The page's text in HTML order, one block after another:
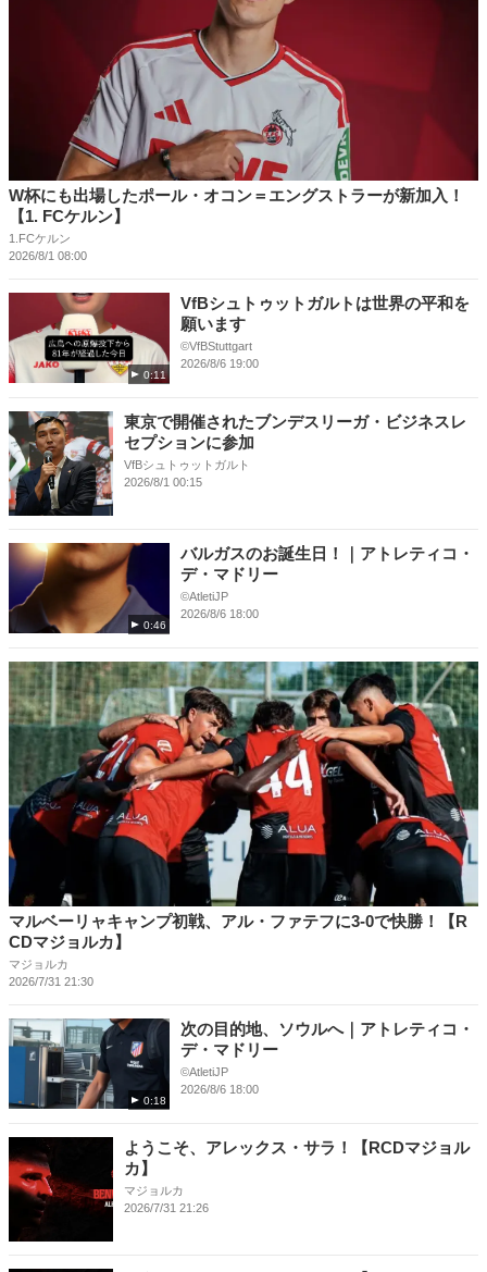
W杯にも出場したポール・オコン＝エングストラーが新加入！
【1. FCケルン】
1.FCケルン
2026/8/1 08:00
0:11
VfBシュトゥットガルトは世界の平和を
願います
©VfBStuttgart
2026/8/6 19:00
東京で開催されたブンデスリーガ・ビジネスレ
セプションに参加
VfBシュトゥットガルト
2026/8/1 00:15
0:46
バルガスのお誕生日！｜アトレティコ・
デ・マドリー
©️AtletiJP
2026/8/6 18:00
マルベーリャキャンプ初戦、アル・ファテフに3-0で快勝！【R
CDマジョルカ】
マジョルカ
2026/7/31 21:30
0:18
次の目的地、ソウルへ｜アトレティコ・
デ・マドリー
©️AtletiJP
2026/8/6 18:00
ようこそ、アレックス・サラ！【RCDマジョル
カ】
マジョルカ
2026/7/31 21:26